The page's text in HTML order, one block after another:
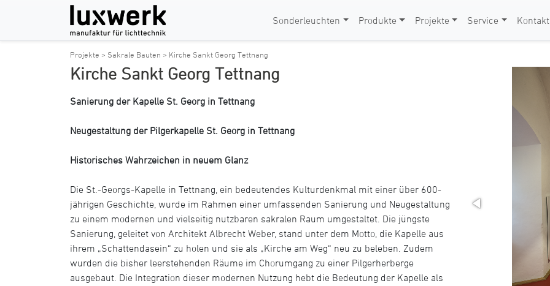
Sonderleuchten Produkte Projekte Service Kontakt
Projekte > Sakrale Bauten > Kirche Sankt Georg Tettnang
Kirche Sankt Georg Tettnang
Sanierung der Kapelle St. Georg in Tettnang
Neugestaltung der Pilgerkapelle St. Georg in Tettnang
Historisches Wahrzeichen in neuem Glanz
Die St.-Georgs-Kapelle in Tettnang, ein bedeutendes Kulturdenkmal mit einer über 600-
jährigen Geschichte, wurde im Rahmen einer umfassenden Sanierung und Neugestaltung
zu einem modernen und vielseitig nutzbaren sakralen Raum umgestaltet. Die jüngste
Sanierung, geleitet von Architekt Albrecht Weber, stand unter dem Motto, die Kapelle aus
ihrem „Schattendasein“ zu holen und sie als „Kirche am Weg“ neu zu beleben. Zudem
wurden die bisher leerstehenden Räume im Chorumgang zu einer Pilgerherberge
ausgebaut. Die Integration dieser modernen Nutzung hebt die Bedeutung der Kapelle als